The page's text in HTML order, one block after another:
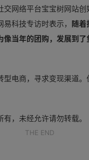
交网络平台宝宝树网站创
科技专访时表示， 随着
像当年的团购，发展到
型电商，寻求变现渠道。
，未经允许请勿转载。
THE END